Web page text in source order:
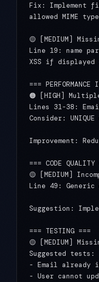
Fix: Implement
allowed MIME
🟡 [MEDIUM]
Line 19: name
XSS if displayed
=== PERFORMANCE
🟠 [HIGH]
Lines 31-38:
Consider:
Improvement:
=== CODE QUALITY
🟡 [MEDIUM]
Line 49:
Suggestion:
=== TESTING ===
🟡 [MEDIUM]
Suggested tests:
- Email already
- User cannot